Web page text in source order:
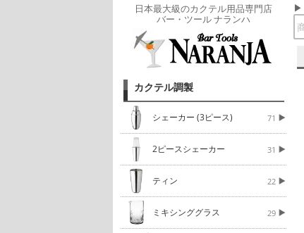
日本最大級のカクテル用品専門店
バー・ツール ナランハ
カクテル調製
シェーカー (3ピース) 71
2ピースシェーカー 31
ティン 22
ミキシンググラス 29